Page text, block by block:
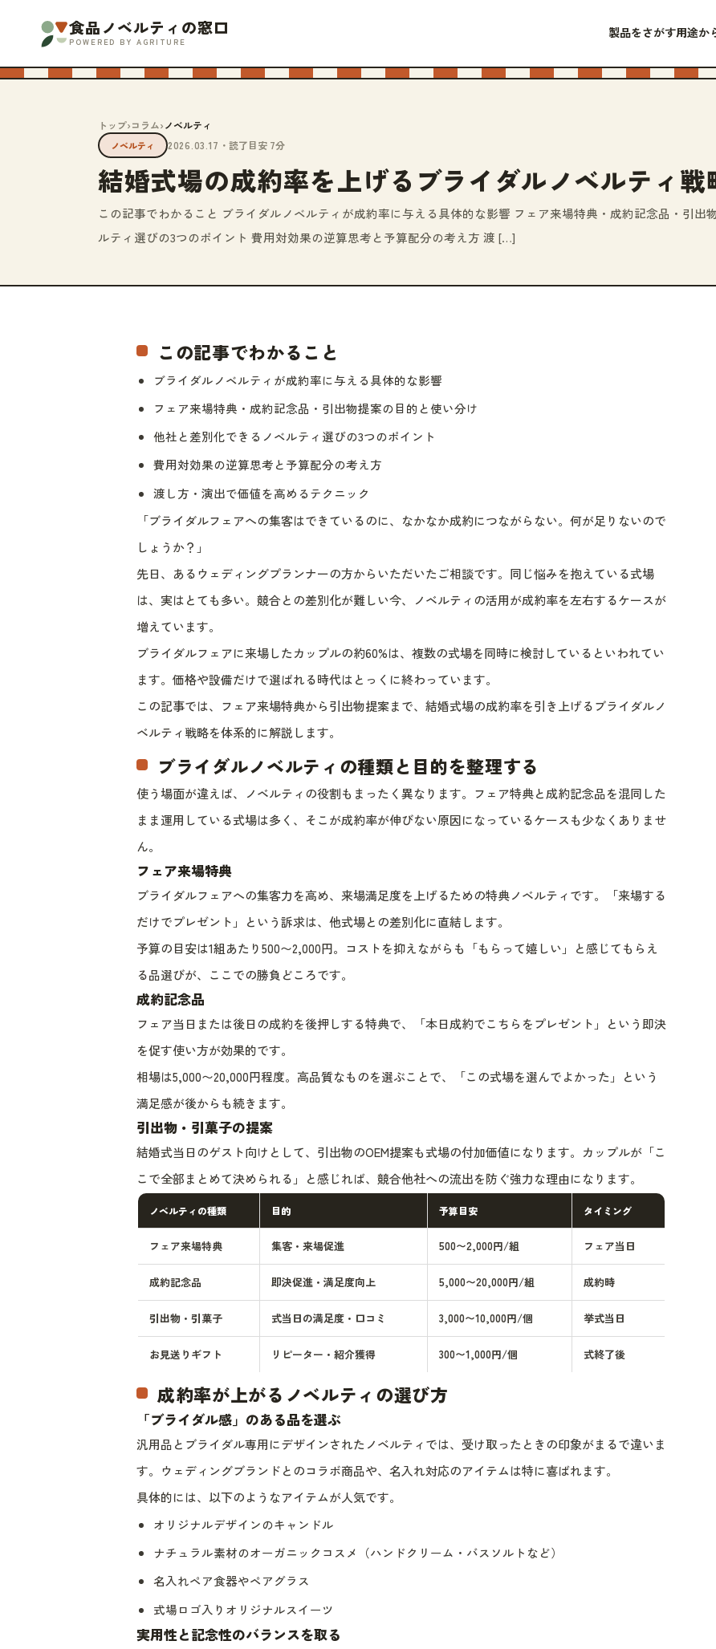
食品ノベルティの窓口
POWERED BY AGRITURE
製品をさがす用途か
トップ›コラム›ノベルティ
ノベルティ 2026.03.17 ・読了目安 7分
結婚式場の成約率を上げるブライダルノベルティ戦
この記事でわかること ブライダルノベルティが成約率に与える具体的な影響 フェア来場特典・成約記念品・引出
ルティ選びの3つのポイント 費用対効果の逆算思考と予算配分の考え方 渡 […]
この記事でわかること
ブライダルノベルティが成約率に与える具体的な影響
フェア来場特典・成約記念品・引出物提案の目的と使い分け
他社と差別化できるノベルティ選びの3つのポイント
費用対効果の逆算思考と予算配分の考え方
渡し方・演出で価値を高めるテクニック
「ブライダルフェアへの集客はできているのに、なかなか成約につながらない。何が足りないので
しょうか？」
先日、あるウェディングプランナーの方からいただいたご相談です。同じ悩みを抱えている式場
は、実はとても多い。競合との差別化が難しい今、ノベルティの活用が成約率を左右するケースが
増えています。
ブライダルフェアに来場したカップルの約60%は、複数の式場を同時に検討しているといわれてい
ます。価格や設備だけで選ばれる時代はとっくに終わっています。
この記事では、フェア来場特典から引出物提案まで、結婚式場の成約率を引き上げるブライダルノ
ベルティ戦略を体系的に解説します。
ブライダルノベルティの種類と目的を整理する
使う場面が違えば、ノベルティの役割もまったく異なります。フェア特典と成約記念品を混同した
まま運用している式場は多く、そこが成約率が伸びない原因になっているケースも少なくありませ
ん。
フェア来場特典
ブライダルフェアへの集客力を高め、来場満足度を上げるための特典ノベルティです。「来場する
だけでプレゼント」という訴求は、他式場との差別化に直結します。
予算の目安は1組あたり500〜2,000円。コストを抑えながらも「もらって嬉しい」と感じてもらえ
る品選びが、ここでの勝負どころです。
成約記念品
フェア当日または後日の成約を後押しする特典で、「本日成約でこちらをプレゼント」という即決
を促す使い方が効果的です。
相場は5,000〜20,000円程度。高品質なものを選ぶことで、「この式場を選んでよかった」という
満足感が後からも続きます。
引出物・引菓子の提案
結婚式当日のゲスト向けとして、引出物のOEM提案も式場の付加価値になります。カップルが「こ
こで全部まとめて決められる」と感じれば、競合他社への流出を防ぐ強力な理由になります。
ノベルティの種類 目的 予算目安 タイミング
フェア来場特典 集客・来場促進 500〜2,000円/組 フェア当日
成約記念品 即決促進・満足度向上 5,000〜20,000円/組 成約時
引出物・引菓子 式当日の満足度・口コミ 3,000〜10,000円/個 挙式当日
お見送りギフト リピーター・紹介獲得 300〜1,000円/個 式終了後
成約率が上がるノベルティの選び方
「ブライダル感」のある品を選ぶ
汎用品とブライダル専用にデザインされたノベルティでは、受け取ったときの印象がまるで違いま
す。ウェディングブランドとのコラボ商品や、名入れ対応のアイテムは特に喜ばれます。
具体的には、以下のようなアイテムが人気です。
オリジナルデザインのキャンドル
ナチュラル素材のオーガニックコスメ（ハンドクリーム・バスソルトなど）
名入れペア食器やペアグラス
式場ロゴ入りオリジナルスイーツ
実用性と記念性のバランスを取る